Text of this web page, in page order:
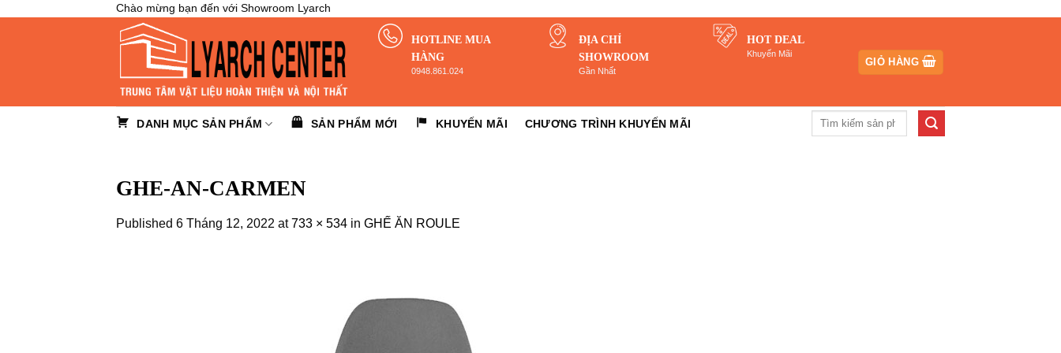
Chào mừng bạn đến với Showroom Lyarch
HOTLINE MUA
HÀNG
0948.861.024
ĐỊA CHỈ
SHOWROOM
Gần Nhất
HOT DEAL
Khuyến Mãi
GIỎ HÀNG
DANH MỤC SẢN PHẨM SẢN PHẨM MỚI KHUYẾN MÃI CHƯƠNG TRÌNH KHUYẾN MÃI
Tìm
GHE-AN-CARMEN
Published 6 Tháng 12, 2022 at733 × 534 in GHẾ ĂN ROULE